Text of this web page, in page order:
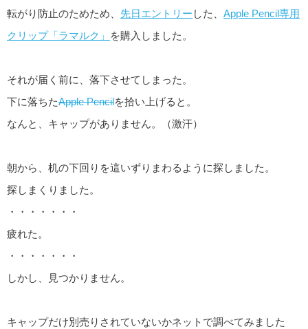
転がり防止のためため、 先日エントリー した、 Apple Pencil専用
クリップ「ラマルク」
を購入しました。
それが届く前に、落下させてしまった。
下に落ちたApple Pencilを拾い上げると。
なんと、キャップがありません。（激汗）
朝から、机の下回りを這いずりまわるように探しました。
探しまくりました。
・・・・・・・
疲れた。
・・・・・・・
しかし、見つかりません。
キャップだけ別売りされていないかネットで調べてみました